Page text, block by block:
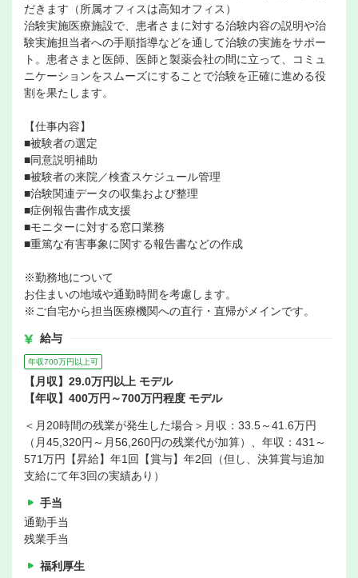
だきます（所属オフィスは高知オフィス）
治験実施医療施設で、患者さまに対する治験内容の説明や治
験実施担当者への手順指導などを通して治験の実施をサポー
ト。患者さまと医師、医師と製薬会社の間に立って、コミュ
ニケーションをスムーズにすることで治験を正確に進める役
割を果たします。
【仕事内容】
■被験者の選定
■同意説明補助
■被験者の来院／検査スケジュール管理
■治験関連データの収集および整理
■症例報告書作成支援
■モニターに対する窓口業務
■重篤な有害事象に関する報告書などの作成
※勤務地について
お住まいの地域や通勤時間を考慮します。
※ご自宅から担当医療機関への直行・直帰がメインです。
給与
年収700万円以上可
【月収】29.0万円以上 モデル
【年収】400万円～700万円程度 モデル
＜月20時間の残業が発生した場合＞月収：33.5～41.6万円
（月45,320円～月56,260円の残業代が加算）、年収：431～
571万円【昇給】年1回【賞与】年2回（但し、決算賞与追加
支給にて年3回の実績あり）
手当
通勤手当
残業手当
福利厚生